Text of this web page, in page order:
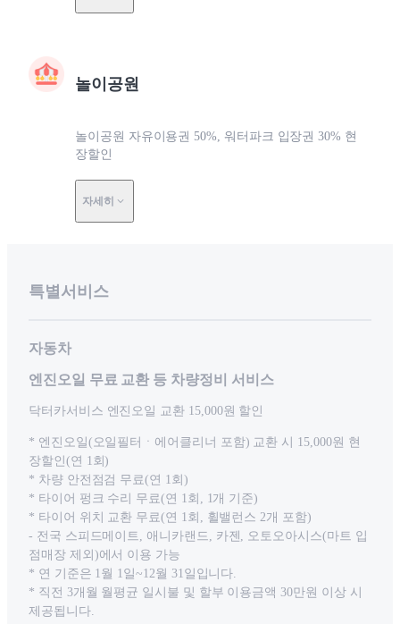
놀이공원
놀이공원 자유이용권 50%, 워터파크 입장권 30% 현
장할인
자세히
특별서비스
자동차
엔진오일 무료 교환 등 차량정비 서비스
닥터카서비스 엔진오일 교환 15,000원 할인
* 엔진오일(오일필터ㆍ에어클리너 포함) 교환 시 15,000원 현
장할인(연 1회)
* 차량 안전점검 무료(연 1회)
* 타이어 펑크 수리 무료(연 1회, 1개 기준)
* 타이어 위치 교환 무료(연 1회, 휠밸런스 2개 포함)
- 전국 스피드메이트, 애니카랜드, 카젠, 오토오아시스(마트 입
점매장 제외)에서 이용 가능
* 연 기준은 1월 1일~12월 31일입니다.
* 직전 3개월 월평균 일시불 및 할부 이용금액 30만원 이상 시
제공됩니다.